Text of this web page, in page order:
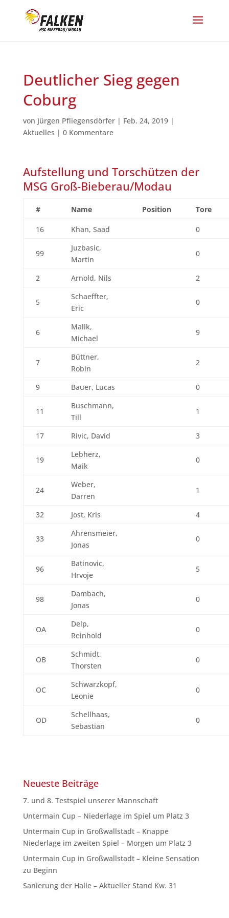
Deutlicher Sieg gegen
Coburg
von Jürgen Pfliegensdörfer| Feb. 24, 2019|
Aktuelles | 0 Kommentare
Aufstellung und Torschützen der
MSG Groß-Bieberau/Modau
# Name Position Tore
16 Khan, Saad 0
99
Juzbasic,
Martin
0
2 Arnold, Nils 2
5
Schaeffter,
Eric
0
6
Malik,
Michael
9
7
Büttner,
Robin
2
9 Bauer, Lucas 0
11
Buschmann,
Till
1
17 Rivic, David 3
19
Lebherz,
Maik
0
24
Weber,
Darren
1
32 Jost, Kris 4
33
Ahrensmeier,
Jonas
0
96
Batinovic,
Hrvoje
5
98
Dambach,
Jonas
0
OA
Delp,
Reinhold
0
OB
Schmidt,
Thorsten
0
OC
Schwarzkopf,
Leonie
0
OD
Schellhaas,
Sebastian
0
Neueste Beiträge
7. und 8. Testspiel unserer Mannschaft
Untermain Cup – Niederlage im Spiel um Platz 3
Untermain Cup in Großwallstadt – Knappe
Niederlage im zweiten Spiel – Morgen um Platz 3
Untermain Cup in Großwallstadt – Kleine Sensation
zu Beginn
Sanierung der Halle – Aktueller Stand Kw. 31